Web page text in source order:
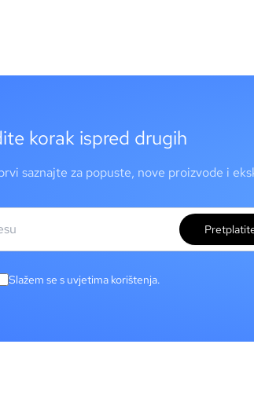
korak ispred drugih
saznajte za popuste, nove proizvode i
Slažem se s uvjetima korištenja.